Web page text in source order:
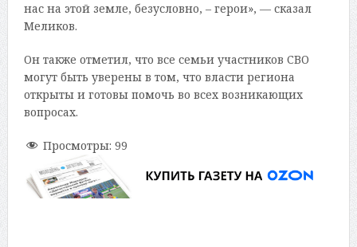
нас на этой земле, безусловно, – герои», — сказал
Меликов.
Он также отметил, что все семьи участников СВО
могут быть уверены в том, что власти региона
открыты и готовы помочь во всех возникающих
вопросах.
Просмотры: 99